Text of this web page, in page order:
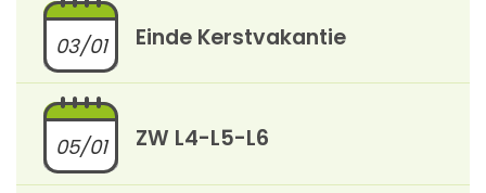
03/01 Einde Kerstvakantie
05/01 ZW L4-L5-L6